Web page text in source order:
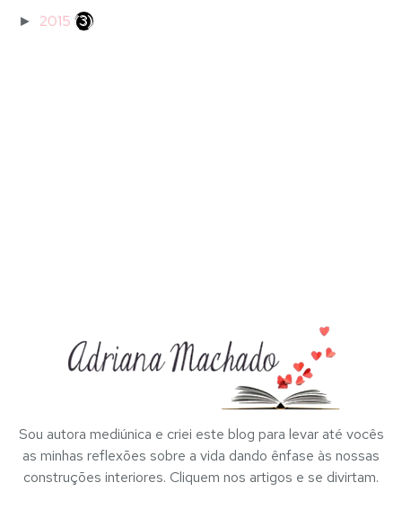
► 2015 (3)
Sou autora mediúnica e criei este blog para levar até vocês
as minhas reflexões sobre a vida dando ênfase às nossas
construções interiores. Cliquem nos artigos e se divirtam.